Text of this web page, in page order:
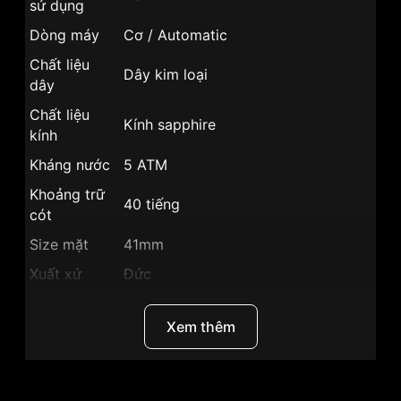
sử dụng
Dòng máy
Cơ / Automatic
Chất liệu
dây
Dây kim loại
Chất liệu
kính
Kính sapphire
Kháng nước
5 ATM
Khoảng trữ
cót
40 tiếng
Size mặt
41mm
Xuất xứ
Đức
Vỏ Thép không gỉ 316L
Mặt trònXem thêm